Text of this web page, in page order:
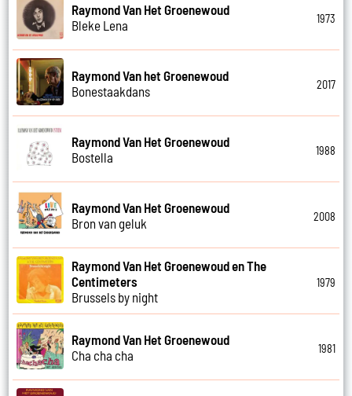
Raymond Van Het Groenewoud
Bleke Lena
1973
Raymond Van het Groenewoud
Bonestaakdans
2017
Raymond Van Het Groenewoud
Bostella
1988
Raymond Van Het Groenewoud
Bron van geluk
2008
Raymond Van Het Groenewoud en The
Centimeters
Brussels by night
1979
Raymond Van Het Groenewoud
Cha cha cha
1981